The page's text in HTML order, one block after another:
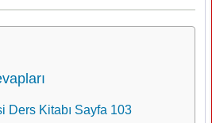
Ders Kitabı Sayfa 103